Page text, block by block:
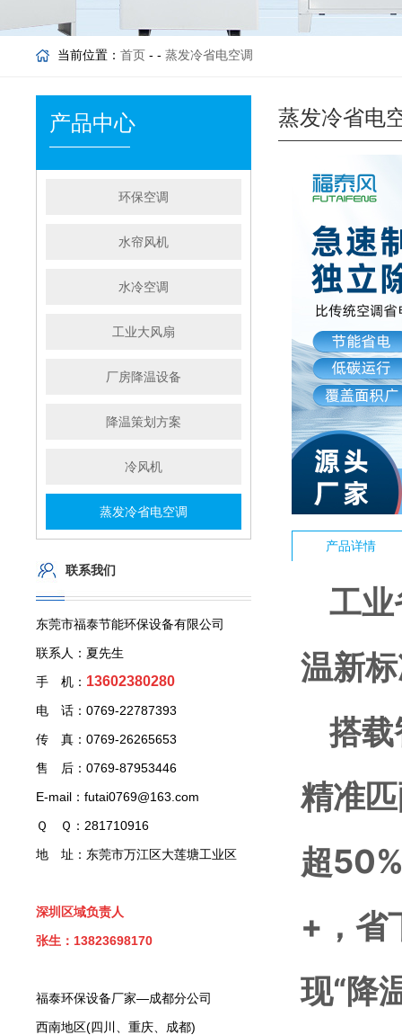
当前位置： 首页 - - 蒸发冷省电空调
产品中心
环保空调
水帘风机
水冷空调
工业大风扇
厂房降温设备
降温策划方案
冷风机
蒸发冷省电空调
联系我们
东莞市福泰节能环保设备有限公司
联系人：夏先生
手 机： 13602380280
电 话：0769-22787393
传 真：0769-26265653
售 后：0769-87953446
E-mail：futai0769@163.com
Ｑ Ｑ：281710916
地 址：东莞市万江区大莲塘工业区
深圳区域负责人
张生：13823698170
福泰环保设备厂家—成都分公司
西南地区(四川、重庆、成都)
蒸发冷省电
产品详情
工业
温新
搭载
精准
超
+，省
现“降